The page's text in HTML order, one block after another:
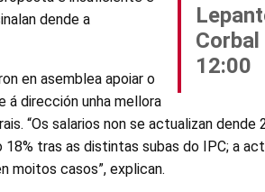
12:00
dende a
en asemblea apoiar o
á dirección unha mellora
“Os salarios non se actualizan dende
tras as distintas subas do IPC; a
moitos casos”, explican.